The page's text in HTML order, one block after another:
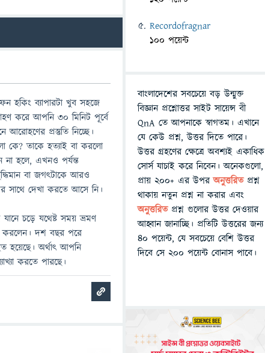
হকিং ব্যাপারটা খুব সহজে
করে আপনি ৩০ মিনিট পূর্বে
আরোহণের প্রস্তুতি নিচ্ছে।
কে? তাকে হত্যাই বা করলো
না হলে, এখনও পর্যন্ত
বা জগৎটাকে আরও
সাথে দেখা করতে আসে নি।
চড়ে যথেষ্ট সময় ভ্রমণ
করলেন। দশ বছর পরে
হয়েছে। অর্থাৎ আপনি
করতে পারছে।
Recordofragnar
100 পয়েন্ট
বাংলাদেশের সবচেয়ে বড় উন্মুক্ত
বিজ্ঞান প্রশ্নোত্তর সাইট সায়েন্স বী
QnA তে আপনাকে স্বাগতম। এখানে
যে কেউ প্রশ্ন, উত্তর দিতে পারে।
উত্তর গ্রহণের ক্ষেত্রে অবশ্যই একাধিক
সোর্স যাচাই করে নিবেন। অনেকগুলো,
প্রায় ২০০+ এর উপরঅনুত্তরিতপ্রশ্ন
থাকায় নতুন প্রশ্ন না করার এবং
অনুত্তরিত প্রশ্ন গুলোর উত্তর দেওয়ার
আহ্বান জানাচ্ছি। প্রতিটি উত্তরের জন্য
৪০ পয়েন্ট, যে সবচেয়ে বেশি উত্তর
দিবে সে ২০০ পয়েন্ট বোনাস পাবে।